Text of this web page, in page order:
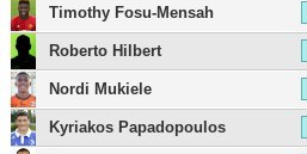
Timothy Fosu-Mensah
Roberto Hilbert
Nordi Mukiele
Kyriakos Papadopoulos